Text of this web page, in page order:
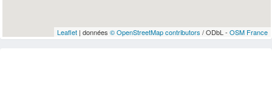
Leaflet| données © OpenStreetMap contributors / ODbL - OSM France